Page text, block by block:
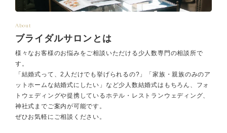
About
ブライダルサロンとは
様々なお客様のお悩みをご相談いただける少人数専門の相談所で
す。
「結婚式って、2人だけでも挙げられるの?」「家族・親族のみのア
ットホームな結婚式にしたい」など少人数結婚式はもちろん、フォ
トウェディングや提携しているホテル・レストランウェディング、
神社式までご案内が可能です。
ぜひお気軽にご相談ください。